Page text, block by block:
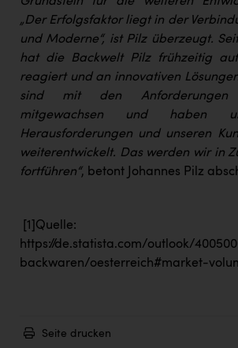
„Der Erfolgsfaktor liegt in der
und Moderne“, ist Pilz überzeugt.
hat die Backwelt Pilz frühzeitig auf
reagiert und an innovativen
sind mit den
mitgewachsen und haben
Herausforderungen und unseren
weiterentwickelt. Das werden wir in
fortführen“, betont Johannes Pilz
[1] Quelle:
https://de.statista.com/outlook/
backwaren/oesterreich#market-
Seite drucken